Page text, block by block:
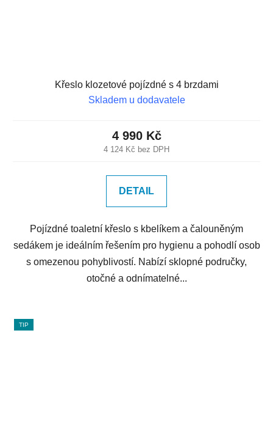
Křeslo klozetové pojízdné s 4 brzdami
Skladem u dodavatele
4 124 Kč bez DPH
4 990 Kč
DETAIL
Pojízdné toaletní křeslo s kbelíkem a čalouněným
sedákem je ideálním řešením pro hygienu a pohodlí osob
s omezenou pohyblivostí. Nabízí sklopné područky,
otočné a odnímatelné...
TIP